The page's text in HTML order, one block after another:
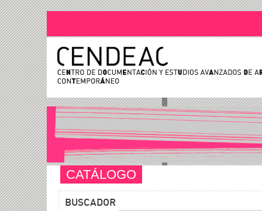
CATÁLOGO
BUSCADOR